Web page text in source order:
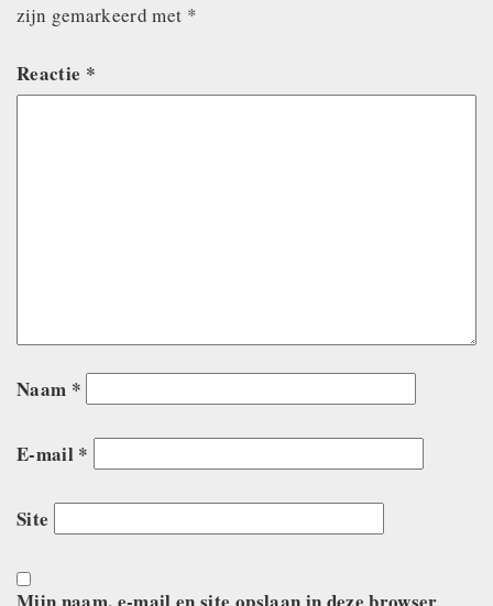
zijn gemarkeerd met *
Reactie *
Naam *
E-mail *
Site